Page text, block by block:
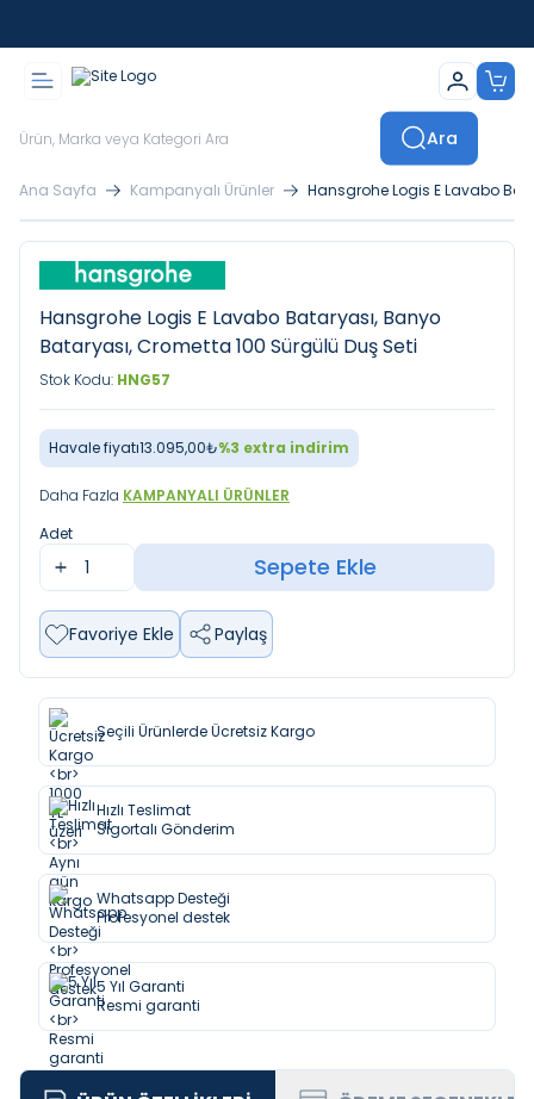
Ara
Ana Sayfa Kampanyalı Ürünler Hansgrohe Logis E Lavabo
Hansgrohe Logis E Lavabo Bataryası, Banyo
Bataryası, Crometta 100 Sürgülü Duş Seti
Stok Kodu: HNG57
Havale fiyatı13.095,00₺%3 extra indirim
Daha Fazla KAMPANYALI ÜRÜNLER
Adet
Sepete Ekle
Favoriye Ekle Paylaş
Seçili Ürünlerde Ücretsiz Kargo
Hızlı Teslimat
Sigortalı Gönderim
Whatsapp Desteği
Profesyonel destek
5 Yıl Garanti
Resmi garanti